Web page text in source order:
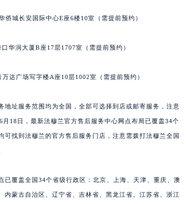
侨城长安国际中心E座6楼10室（需提前预约）
华润大厦B座17层1707室（需提前预约）
达广场写字楼A座10层1002室（需提前预约）
地址服务范围均为全国，全部可选择到店或邮寄服务，注意
月18日，最新法穆兰官方售后服务中心网点布局已覆盖34个
可找到法穆兰的官方售后服务门店，注意需拨打法穆兰全国
已覆盖全国34个省级行政区：北京、上海、天津、重庆、澳
内蒙古自治区、辽宁省、吉林省、黑龙江省、江苏省、浙江